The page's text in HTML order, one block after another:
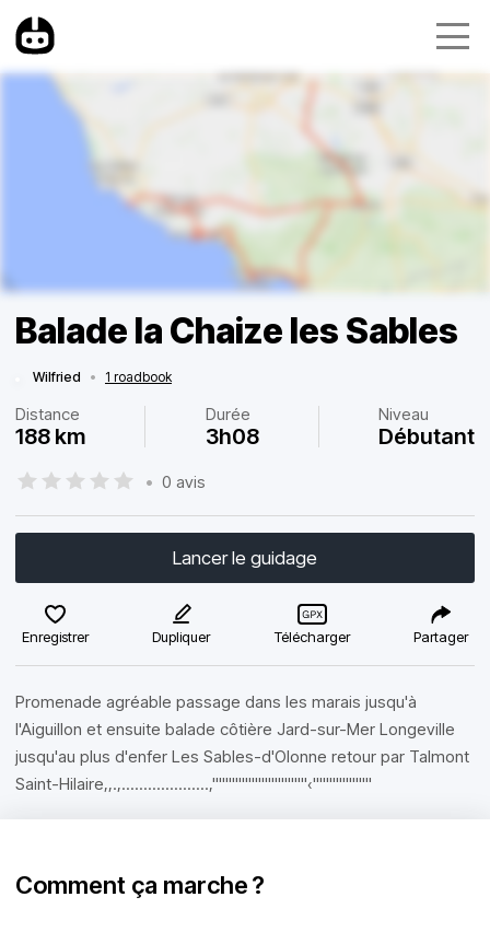
Balade la Chaize les Sables
Wilfried • 1 roadbook
Distance
188 km
Durée
3h08
Niveau
Débutant
• 0 avis
Lancer le guidage
Enregistrer Dupliquer Télécharger Partager
Promenade agréable passage dans les marais jusqu'à
l'Aiguillon et ensuite balade côtière Jard-sur-Mer Longeville
jusqu'au plus d'enfer Les Sables-d'Olonne retour par Talmont
Saint-Hilaire,,.,....................,'''''''''''''''''''''''''''''‹''''''''''''''''''
Comment ça marche ?